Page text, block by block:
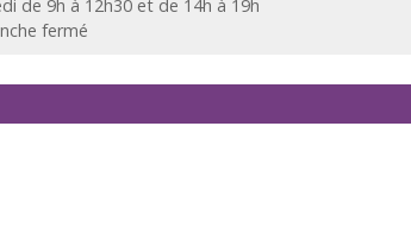
de 9h à 12h30 et de 14h à 19h
fermé